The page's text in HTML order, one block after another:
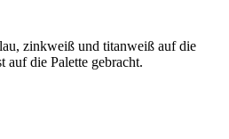
zinkweiß und titanweiß auf die
die Palette gebracht.